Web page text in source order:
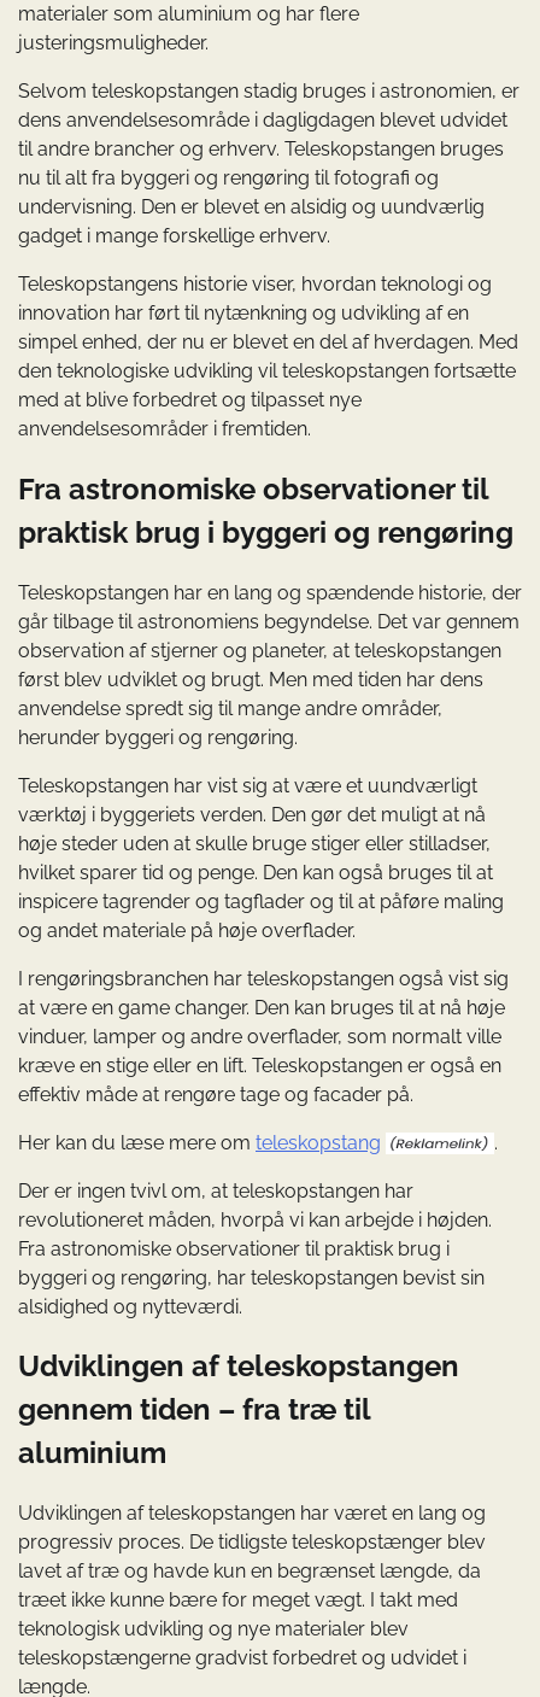
materialer som aluminium og har flere
justeringsmuligheder.
Selvom teleskopstangen stadig bruges i astronomien, er
dens anvendelsesområde i dagligdagen blevet udvidet
til andre brancher og erhverv. Teleskopstangen bruges
nu til alt fra byggeri og rengøring til fotografi og
undervisning. Den er blevet en alsidig og uundværlig
gadget i mange forskellige erhverv.
Teleskopstangens historie viser, hvordan teknologi og
innovation har ført til nytænkning og udvikling af en
simpel enhed, der nu er blevet en del af hverdagen. Med
den teknologiske udvikling vil teleskopstangen fortsætte
med at blive forbedret og tilpasset nye
anvendelsesområder i fremtiden.
Fra astronomiske observationer til
praktisk brug i byggeri og rengøring
Teleskopstangen har en lang og spændende historie, der
går tilbage til astronomiens begyndelse. Det var gennem
observation af stjerner og planeter, at teleskopstangen
først blev udviklet og brugt. Men med tiden har dens
anvendelse spredt sig til mange andre områder,
herunder byggeri og rengøring.
Teleskopstangen har vist sig at være et uundværligt
værktøj i byggeriets verden. Den gør det muligt at nå
høje steder uden at skulle bruge stiger eller stilladser,
hvilket sparer tid og penge. Den kan også bruges til at
inspicere tagrender og tagflader og til at påføre maling
og andet materiale på høje overflader.
I rengøringsbranchen har teleskopstangen også vist sig
at være en game changer. Den kan bruges til at nå høje
vinduer, lamper og andre overflader, som normalt ville
kræve en stige eller en lift. Teleskopstangen er også en
effektiv måde at rengøre tage og facader på.
Her kan du læse mere om teleskopstang .
Der er ingen tvivl om, at teleskopstangen har
revolutioneret måden, hvorpå vi kan arbejde i højden.
Fra astronomiske observationer til praktisk brug i
byggeri og rengøring, har teleskopstangen bevist sin
alsidighed og nytteværdi.
Udviklingen af teleskopstangen
gennem tiden – fra træ til
aluminium
Udviklingen af teleskopstangen har været en lang og
progressiv proces. De tidligste teleskopstænger blev
lavet af træ og havde kun en begrænset længde, da
træet ikke kunne bære for meget vægt. I takt med
teknologisk udvikling og nye materialer blev
teleskopstængerne gradvist forbedret og udvidet i
længde.